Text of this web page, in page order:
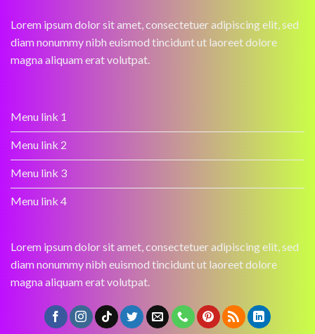
Lorem ipsum dolor sit amet, consectetuer adipiscing elit, sed
diam nonummy nibh euismod tincidunt ut laoreet dolore
magna aliquam erat volutpat.
Menu link 1
Menu link 2
Menu link 3
Menu link 4
Lorem ipsum dolor sit amet, consectetuer adipiscing elit, sed
diam nonummy nibh euismod tincidunt ut laoreet dolore
magna aliquam erat volutpat.